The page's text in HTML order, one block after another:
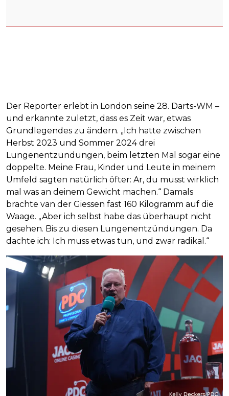
Der Reporter erlebt in London seine 28. Darts-WM –
und erkannte zuletzt, dass es Zeit war, etwas
Grundlegendes zu ändern. „Ich hatte zwischen
Herbst 2023 und Sommer 2024 drei
Lungenentzündungen, beim letzten Mal sogar eine
doppelte. Meine Frau, Kinder und Leute in meinem
Umfeld sagten natürlich öfter: Ar, du musst wirklich
mal was an deinem Gewicht machen.“ Damals
brachte van der Giessen fast 160 Kilogramm auf die
Waage. „Aber ich selbst habe das überhaupt nicht
gesehen. Bis zu diesen Lungenentzündungen. Da
dachte ich: Ich muss etwas tun, und zwar radikal.“